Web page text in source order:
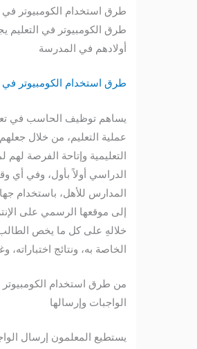
طرق استخدام الكومبيوتر في
طرق الكومبيوتر في التعليم يجب
أولادهم في المدرسة
طرق استخدام الكومبيوتر في
يساهم توظيف الحاسب في تعزيز
عملية التعليم، من خلال جعلهم
التعليمية وإتاحة الفرصة لهم
الدراسي أولاً بأول، وفي أي
المدارس للأهل، باستخدام جهاز
إلى موقعها الرسمي على
خلالهِ على كل ما يخص الطالب،
الخاصة به، ونتائج اختباراته، وغيرها
من طرق استخدام الكومبيوتر في
الواجبات وإرسالها
يستطيع المعلمون إرسال